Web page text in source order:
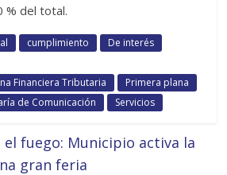
% del total.
cumplimiento
De interés
Financiera Tributaria
Primera plana
de Comunicación Servicios
el fuego: Municipio activa la
gran feria